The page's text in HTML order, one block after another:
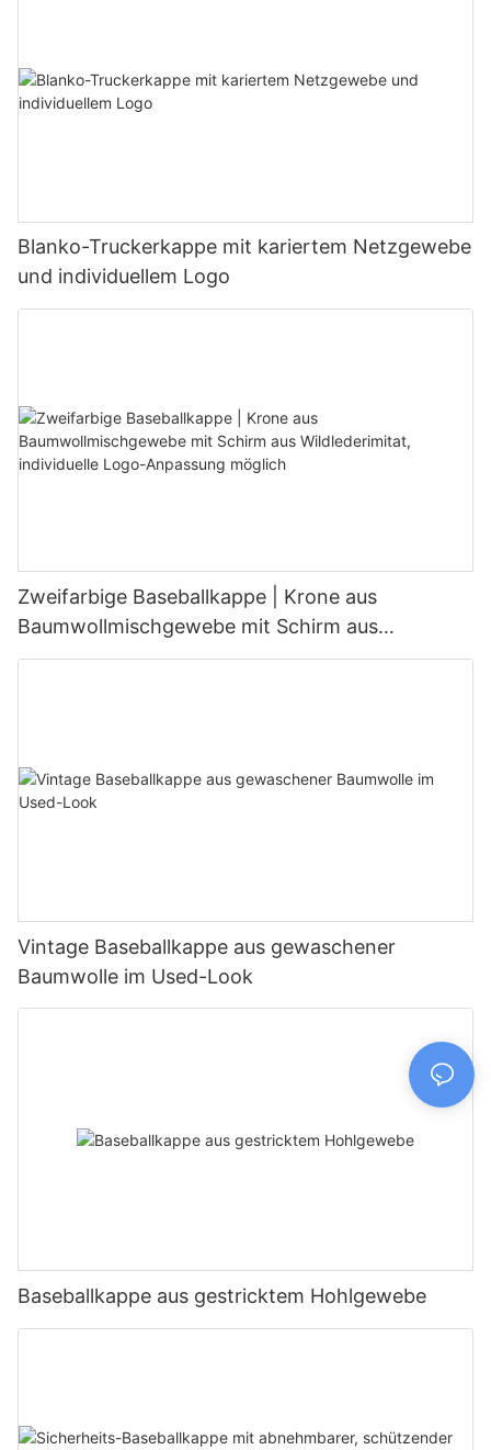
Blanko-Truckerkappe mit kariertem Netzgewebe
und individuellem Logo
Zweifarbige Baseballkappe | Krone aus
Baumwollmischgewebe mit Schirm aus
Wildlederimitat, individuelle Logo-Anpassung
Vintage Baseballkappe aus gewaschener
Baumwolle im Used-Look
Baseballkappe aus gestricktem Hohlgewebe